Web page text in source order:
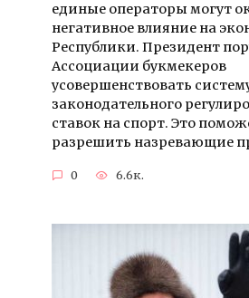
единые операторы могут
негативное влияние на
Республики. Президент
Ассоциации букмекеров
усовершенствовать
законодательного
ставок на спорт. Это
разрешить назревающие
0 6.6к.